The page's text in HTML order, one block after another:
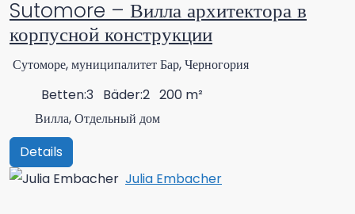
Sutomore – Вилла архитектора в
корпусной конструкции
Сутоморе, муниципалитет Бар, Черногория
Betten:3 Bäder:2 200 m²
Вилла, Отдельный дом
Details
Julia Embacher